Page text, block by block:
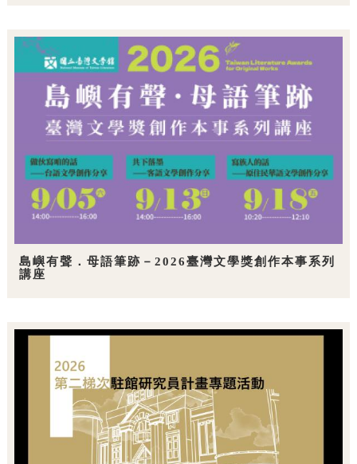
島嶼有聲．母語筆跡－2026臺灣文學獎創作本事系列
講座